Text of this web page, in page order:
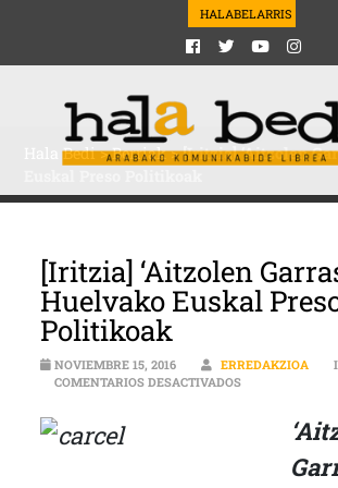
HALABELARRIS
Hala Bedi>Berriak>[Iritzia] ‘Aitzolen
[Iritzia] ‘Aitzolen
Huelvako Euskal
Politikoak
NOVIEMBRE 15, 2016 ERREDAKZIOA
COMENTARIOS DESACTIVADOSEN [IRITZIA]